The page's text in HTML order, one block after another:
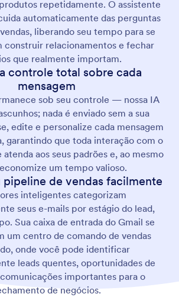
repetidamente. O assistente
automaticamente das perguntas
liberando seu tempo para se
construir relacionamentos e fechar
que realmente importam.
controle total sobre cada
mensagem
sob seu controle — nossa IA
nada é enviado sem a sua
edite e personalize cada mensagem
garantindo que toda interação com o
aos seus padrões e, ao mesmo
um tempo valioso.
pipeline de vendas facilmente
inteligentes categorizam
seus e-mails por estágio do lead,
Sua caixa de entrada do Gmail se
um centro de comando de vendas
onde você pode identificar
leads quentes, oportunidades de
importantes para o
de negócios.